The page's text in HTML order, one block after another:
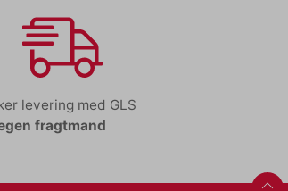
levering med GLS
fragtmand